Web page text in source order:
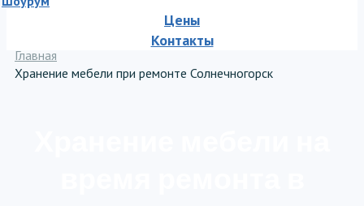
Цены
Контакты
Главная
Хранение мебели при ремонте Солнечногорск